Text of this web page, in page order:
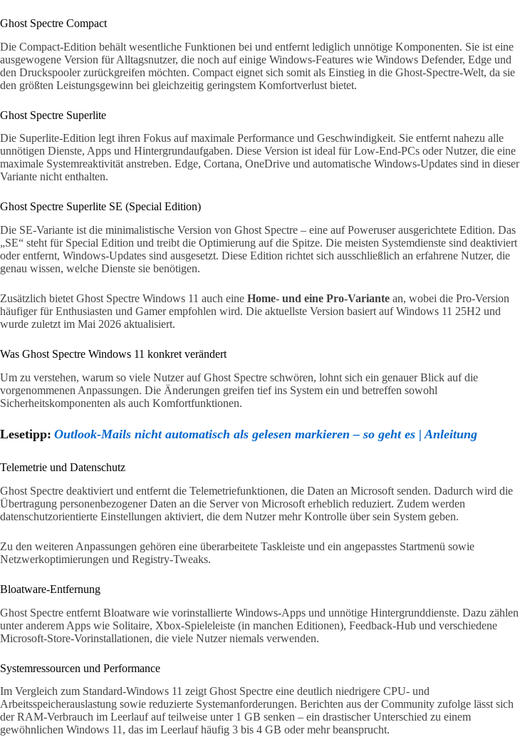
Ghost Spectre Compact
Die Compact-Edition behält wesentliche Funktionen bei und entfernt lediglich unnötige Komponenten. Sie ist eine
ausgewogene Version für Alltagsnutzer, die noch auf einige Windows-Features wie Windows Defender, Edge und
den Druckspooler zurückgreifen möchten. Compact eignet sich somit als Einstieg in die Ghost-Spectre-Welt, da sie
den größten Leistungsgewinn bei gleichzeitig geringstem Komfortverlust bietet.
Ghost Spectre Superlite
Die Superlite-Edition legt ihren Fokus auf maximale Performance und Geschwindigkeit. Sie entfernt nahezu alle
unnötigen Dienste, Apps und Hintergrundaufgaben. Diese Version ist ideal für Low-End-PCs oder Nutzer, die eine
maximale Systemreaktivität anstreben. Edge, Cortana, OneDrive und automatische Windows-Updates sind in dieser
Variante nicht enthalten.
Ghost Spectre Superlite SE (Special Edition)
Die SE-Variante ist die minimalistische Version von Ghost Spectre – eine auf Poweruser ausgerichtete Edition. Das
„SE“ steht für Special Edition und treibt die Optimierung auf die Spitze. Die meisten Systemdienste sind deaktiviert
oder entfernt, Windows-Updates sind ausgesetzt. Diese Edition richtet sich ausschließlich an erfahrene Nutzer, die
genau wissen, welche Dienste sie benötigen.
Zusätzlich bietet Ghost Spectre Windows 11 auch eine Home- und eine Pro-Variante an, wobei die Pro-Version
häufiger für Enthusiasten und Gamer empfohlen wird. Die aktuellste Version basiert auf Windows 11 25H2 und
wurde zuletzt im Mai 2026 aktualisiert.
Was Ghost Spectre Windows 11 konkret verändert
Um zu verstehen, warum so viele Nutzer auf Ghost Spectre schwören, lohnt sich ein genauer Blick auf die
vorgenommenen Anpassungen. Die Änderungen greifen tief ins System ein und betreffen sowohl
Sicherheitskomponenten als auch Komfortfunktionen.
Lesetipp: Outlook-Mails nicht automatisch als gelesen markieren – so geht es | Anleitung
Telemetrie und Datenschutz
Ghost Spectre deaktiviert und entfernt die Telemetriefunktionen, die Daten an Microsoft senden. Dadurch wird die
Übertragung personenbezogener Daten an die Server von Microsoft erheblich reduziert. Zudem werden
datenschutzorientierte Einstellungen aktiviert, die dem Nutzer mehr Kontrolle über sein System geben.
Zu den weiteren Anpassungen gehören eine überarbeitete Taskleiste und ein angepasstes Startmenü sowie
Netzwerkoptimierungen und Registry-Tweaks.
Bloatware-Entfernung
Ghost Spectre entfernt Bloatware wie vorinstallierte Windows-Apps und unnötige Hintergrunddienste. Dazu zählen
unter anderem Apps wie Solitaire, Xbox-Spieleleiste (in manchen Editionen), Feedback-Hub und verschiedene
Microsoft-Store-Vorinstallationen, die viele Nutzer niemals verwenden.
Systemressourcen und Performance
Im Vergleich zum Standard-Windows 11 zeigt Ghost Spectre eine deutlich niedrigere CPU- und
Arbeitsspeicherauslastung sowie reduzierte Systemanforderungen. Berichten aus der Community zufolge lässt sich
der RAM-Verbrauch im Leerlauf auf teilweise unter 1 GB senken – ein drastischer Unterschied zu einem
gewöhnlichen Windows 11, das im Leerlauf häufig 3 bis 4 GB oder mehr beansprucht.